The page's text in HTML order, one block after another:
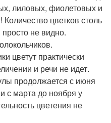
лиловых, фиолетовых и
цветков столь
не видно.
цветут практически
и речи не идет.
продолжается с июня
с марта до ноября у
цветения не